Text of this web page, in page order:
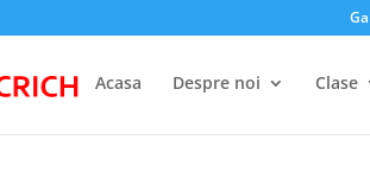
Acasa Despre noi Clase